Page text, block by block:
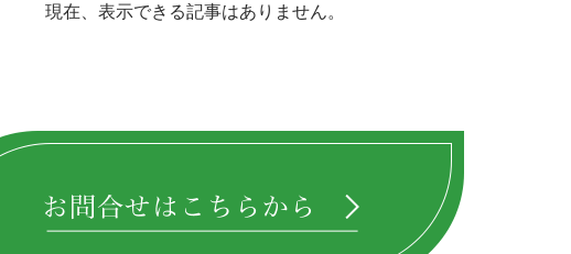
現在、表示できる記事はありません。